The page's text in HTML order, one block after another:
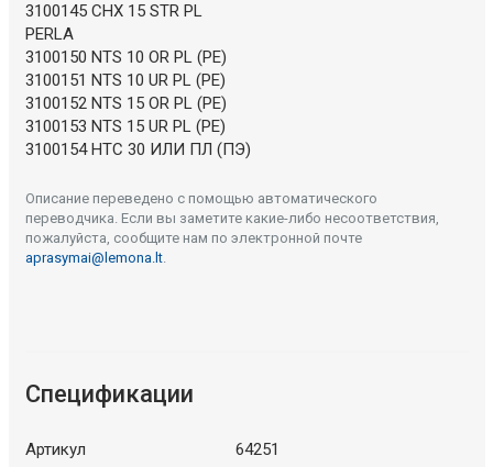
3100145 CHX 15 STR PL
PERLA
3100150 NTS 10 OR PL (PE)
3100151 NTS 10 UR PL (PE)
3100152 NTS 15 OR PL (PE)
3100153 NTS 15 UR PL (PE)
3100154 НТС 30 ИЛИ ПЛ (ПЭ)
Описание переведено с помощью автоматического
переводчика. Если вы заметите какие-либо несоответствия,
пожалуйста, сообщите нам по электронной почте
aprasymai@lemona.lt.
Спецификации
Артикул 64251